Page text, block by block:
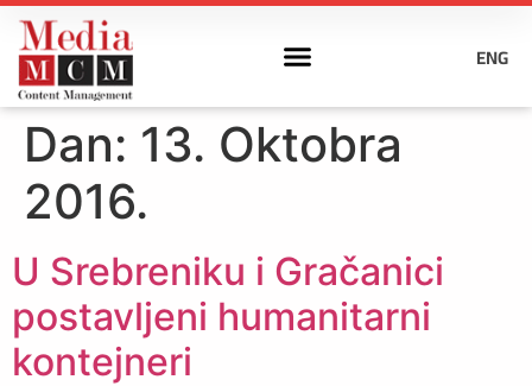
ENG
Dan: 13. Oktobra
2016.
U Srebreniku i Gračanici
postavljeni humanitarni
kontejneri